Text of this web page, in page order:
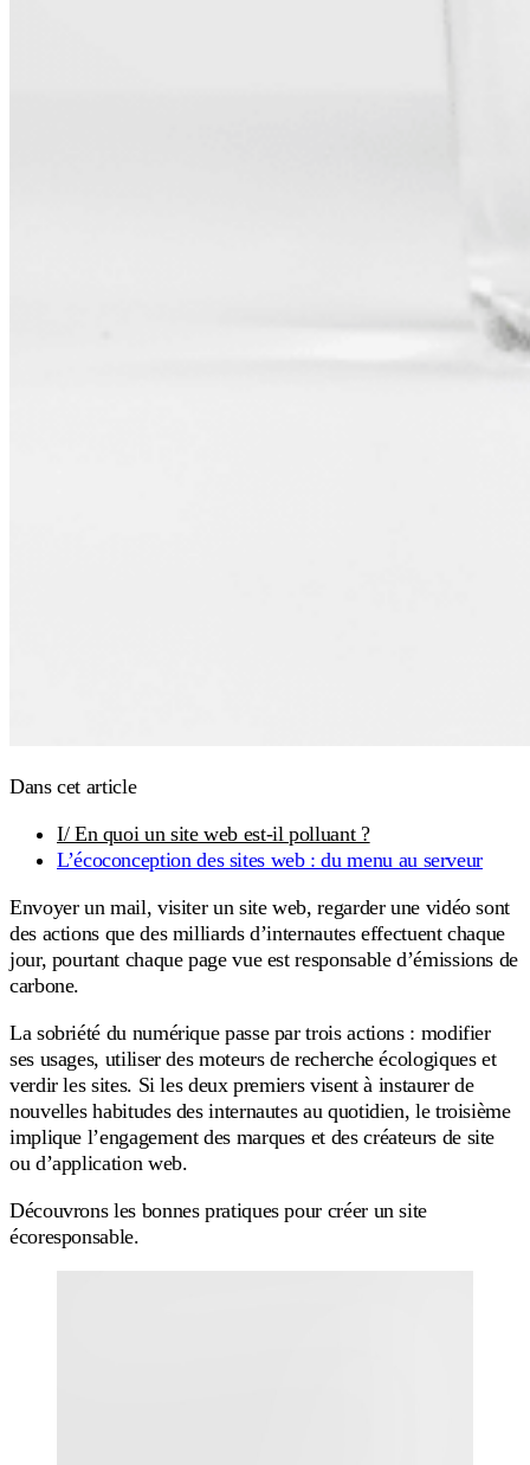
Dans cet article
I/ En quoi un site web est-il polluant ?
L’écoconception des sites web : du menu au serveur
Envoyer un mail, visiter un site web, regarder une vidéo sont
des actions que des milliards d’internautes effectuent chaque
jour, pourtant chaque page vue est responsable d’émissions de
carbone.
La sobriété du numérique passe par trois actions : modifier
ses usages, utiliser des moteurs de recherche écologiques et
verdir les sites. Si les deux premiers visent à instaurer de
nouvelles habitudes des internautes au quotidien, le troisième
implique l’engagement des marques et des créateurs de site
ou d’application web.
Découvrons les bonnes pratiques pour créer un site
écoresponsable.